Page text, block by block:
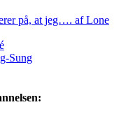
på, at jeg…. af Lone
Sung